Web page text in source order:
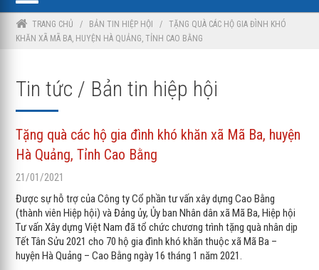
TRANG CHỦ / BẢN TIN HIỆP HỘI /TẶNG QUÀ CÁC HỘ GIA ĐÌNH KHÓ
KHĂN XÃ MÃ BA, HUYỆN HÀ QUẢNG, TỈNH CAO BẰNG
Tin tức / Bản tin hiệp hội
Tặng quà các hộ gia đình khó khăn xã Mã Ba, huyện
Hà Quảng, Tỉnh Cao Bằng
21/01/2021
Được sự hỗ trợ của Công ty Cổ phần tư vấn xây dựng Cao Bằng
(thành viên Hiệp hội) và Đảng ủy, Ủy ban Nhân dân xã Mã Ba, Hiệp hội
Tư vấn Xây dựng Việt Nam đã tổ chức chương trình tặng quà nhân dịp
Tết Tân Sửu 2021 cho 70 hộ gia đình khó khăn thuộc xã Mã Ba –
huyện Hà Quảng – Cao Bằng ngày 16 tháng 1 năm 2021.